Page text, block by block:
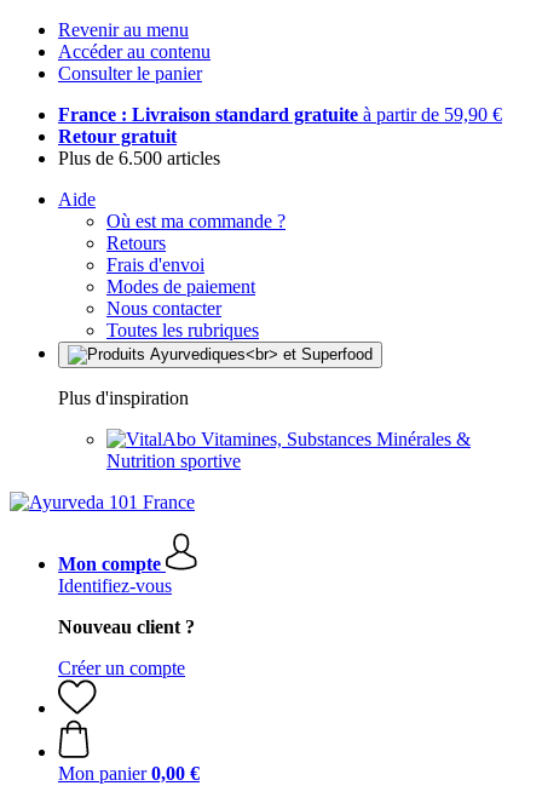
Revenir au menu
Accéder au contenu
Consulter le panier
France : Livraison standard gratuite à partir de 59,90 €
Retour gratuit
Plus de 6.500 articles
Aide
Où est ma commande ?
Retours
Frais d'envoi
Modes de paiement
Nous contacter
Toutes les rubriques
Plus d'inspiration
Vitamines, Substances Minérales &
Nutrition sportive
Mon compte
Identifiez-vous
Nouveau client ?
Créer un compte
Mon panier 0,00 €